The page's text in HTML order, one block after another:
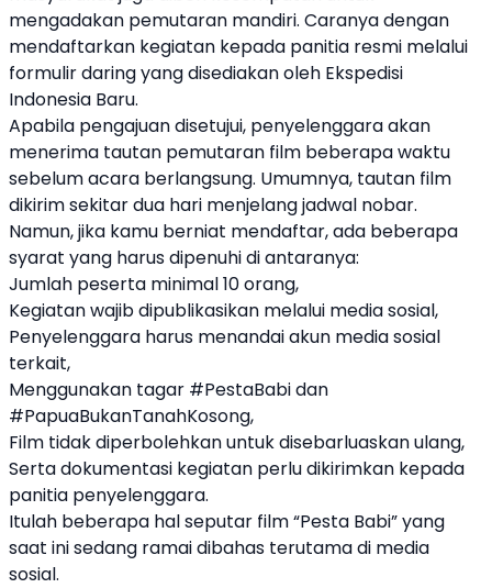
mengadakan pemutaran mandiri. Caranya dengan
mendaftarkan kegiatan kepada panitia resmi melalui
formulir daring yang disediakan oleh Ekspedisi
Indonesia Baru.
Apabila pengajuan disetujui, penyelenggara akan
menerima tautan pemutaran film beberapa waktu
sebelum acara berlangsung. Umumnya, tautan film
dikirim sekitar dua hari menjelang jadwal nobar.
Namun, jika kamu berniat mendaftar, ada beberapa
syarat yang harus dipenuhi di antaranya:
Jumlah peserta minimal 10 orang,
Kegiatan wajib dipublikasikan melalui media sosial,
Penyelenggara harus menandai akun media sosial
terkait,
Menggunakan tagar #PestaBabi dan
#PapuaBukanTanahKosong,
Film tidak diperbolehkan untuk disebarluaskan ulang,
Serta dokumentasi kegiatan perlu dikirimkan kepada
panitia penyelenggara.
Itulah beberapa hal seputar film “Pesta Babi” yang
saat ini sedang ramai dibahas terutama di media
sosial.